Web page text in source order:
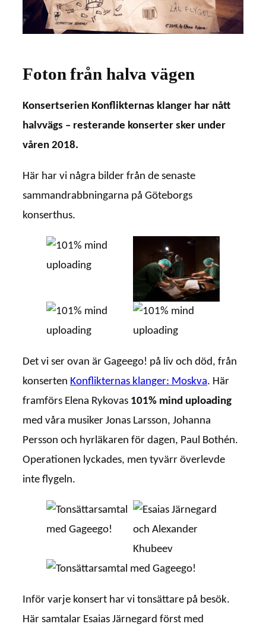
Foton från halva vägen
Konsertserien Konflikternas klanger har nått
halvvägs – resterande konserter sker under
våren 2018.
Här har vi några bilder från de senaste
sammandrabbningarna på Göteborgs
konserthus.
Det vi ser ovan är Gageego! på liv och död, från
konserten Konflikternas klanger: Moskva. Här
framförs Elena Rykovas 101% mind uploading
med våra musiker Jonas Larsson, Johanna
Persson och hyrläkaren för dagen, Paul Bothén.
Operationen lyckades, men tyvärr överlevde
inte flygeln.
Inför varje konsert har vi tonsättare på besök.
Här samtalar Esaias Järnegard först med